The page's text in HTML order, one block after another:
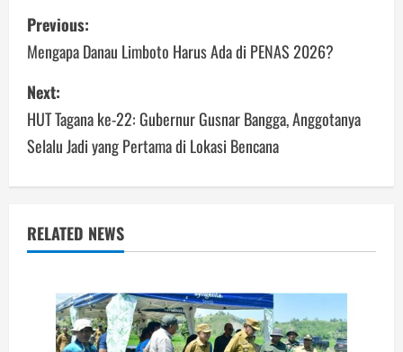
Post
navigation
Previous:
Mengapa Danau Limboto Harus Ada di PENAS 2026?
Next:
HUT Tagana ke-22: Gubernur Gusnar Bangga, Anggotanya
Selalu Jadi yang Pertama di Lokasi Bencana
RELATED NEWS